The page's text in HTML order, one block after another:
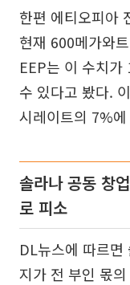
한편 에티오피아
현재 600메가와
EEP는 이 수치가
수 있다고 봤다.
시레이트의 7%
솔라나 공동 창
로 피소
DL뉴스에 따르면
지가 전 부인 몫